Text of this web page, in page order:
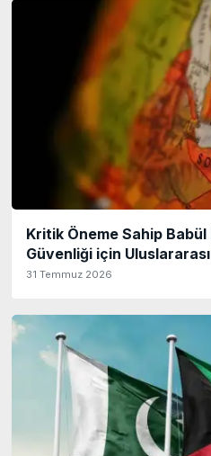
Kritik Öneme Sahip Babül
Güvenliği için
31 Temmuz 2026